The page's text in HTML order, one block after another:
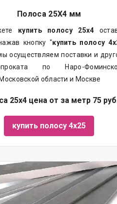
Полоса 25Х4 мм
купить полосу 25х4
кнопку "купить полосу
осуществляем поставки и
по Наро-
области и Москве
25х4 цена от за метр 75
купить полосу 4х25